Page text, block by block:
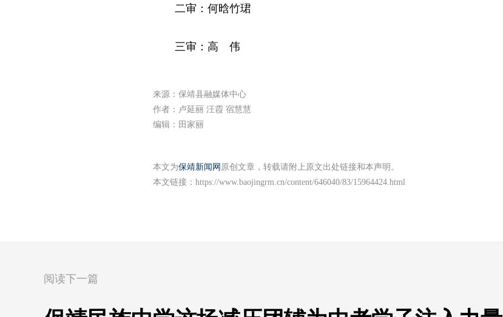
二审：何晗竹珺
三审：高 伟
来源：保靖县融媒体中心
作者：卢延丽 汪霞 宿慧慧
编辑：田家丽
本文为保靖新闻网 原创文章，转载请附上原文出处链接和本声明。
本文链接： https://www.baojingrm.cn/content/646040/83/15964424.html
阅读下一篇